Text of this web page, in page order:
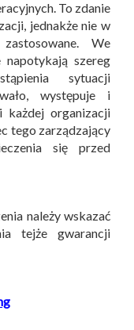
To zdanie
jednakże nie w
We
napotykają szereg
sytuacji
występuje i
każdej organizacji
tego zarządzający
się przed
należy wskazać
tejże gwarancji